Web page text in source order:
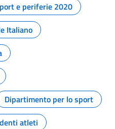
e periferie 2020
Italiano
Dipartimento per lo sport
atleti